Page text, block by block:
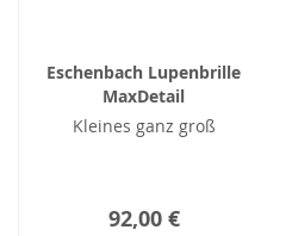
Eschenbach Lupenbrille
MaxDetail
Kleines ganz groß
92,00 €